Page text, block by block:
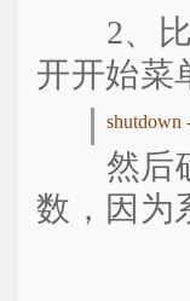
2、比
开开始菜
shutdown
然后确
数，因为